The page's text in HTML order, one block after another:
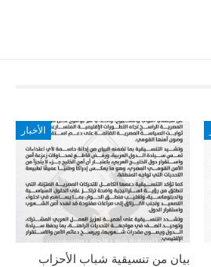
الأخبار
بيان من تنسيقية شباب الأحزاب